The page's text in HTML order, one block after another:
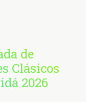
de
Clásicos
2026